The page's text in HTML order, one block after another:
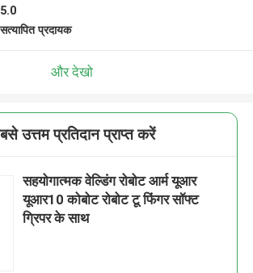
5.0
सत्यापित प्रदायक
और देखो
उत्तम प्रतिदान प्राप्त करें
सहयोगात्मक वेल्डिंग रोबोट आर्म यूआर
यूआर10 कोबोट रोबोट टू फिंगर सॉफ्ट
ग्रिपर के साथ